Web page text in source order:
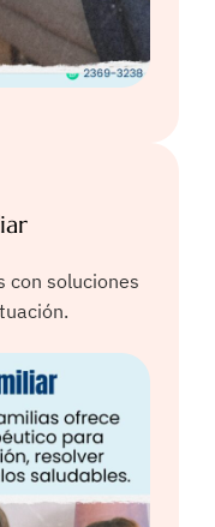
con soluciones